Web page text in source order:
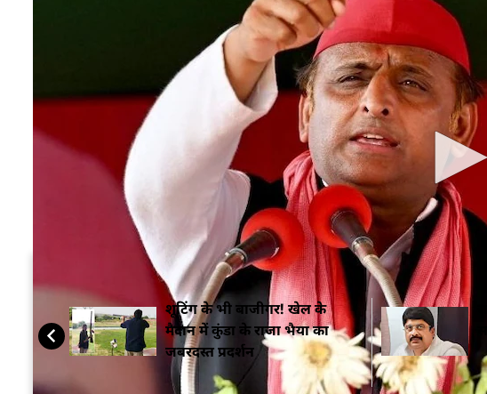
और पढ़ें
बता दें कि सपा प्रमुख 'इंडिया' गठबंधन के प्रत्याशी डॉ एसपी सिंह
पर कांग्रेस सांसद नेता प्रमोद तिवारी, कांग्रेस विधायक मोना मिश्रा,
इस दौरान अपने संबोधन में अखिलेश ने राजा भैया का नाम लिए बिना
कांग्रेस, AAP तो साथ है ही अब अन्य दल भी साथ आ गए हैं. ऐसे में
ये भी पढ़ें- 'क्या केवल क्षत्रिय ही बन सकते हैं सांसद...', राजा भैया
शूटिंग के भी बाजीगर! खेल के
मैदान में कुंडा के राजा भैया का
जबरदस्त प्रदर्शन